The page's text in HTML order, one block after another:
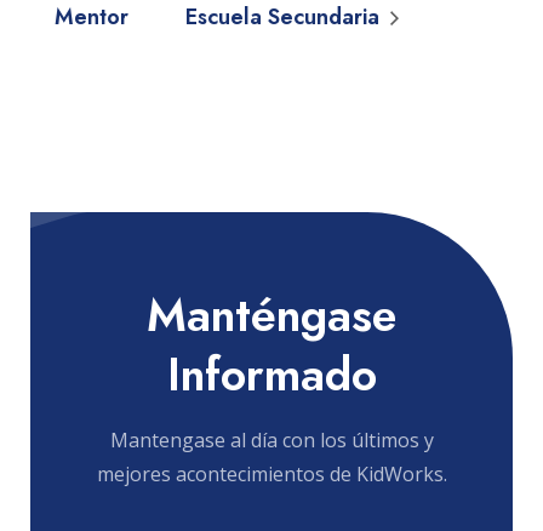
Mentor
Escuela Secundaria
Manténgase
Informado
Mantengase al día con los últimos y
mejores acontecimientos de KidWorks.